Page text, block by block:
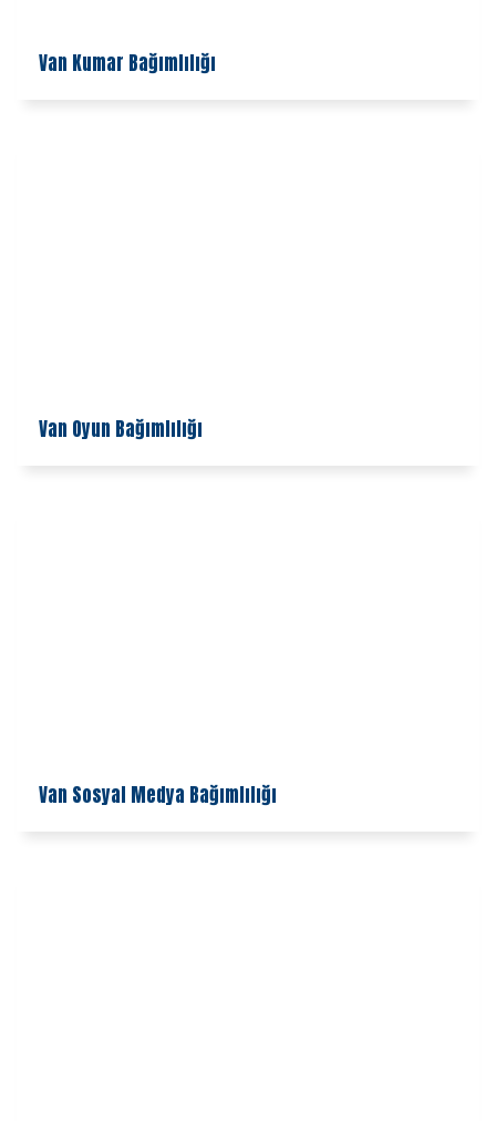
Van Kumar Bağımlılığı
Van Oyun Bağımlılığı
Van Sosyal Medya Bağımlılığı